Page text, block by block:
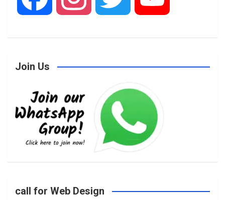
e
b
s i u
Join Us
call for Web Design